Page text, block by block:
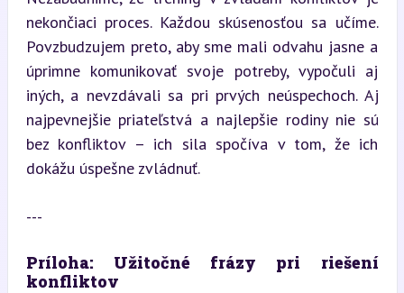
nekončiaci proces. Každou skúsenosťou sa učíme.
Povzbudzujem preto, aby sme mali odvahu jasne a
úprimne komunikovať svoje potreby, vypočuli aj
iných, a nevzdávali sa pri prvých neúspechoch. Aj
najpevnejšie priateľstvá a najlepšie rodiny nie sú
bez konfliktov – ich sila spočíva v tom, že ich
dokážu úspešne zvládnuť.
---
Príloha: Užitočné frázy pri riešení
konfliktov